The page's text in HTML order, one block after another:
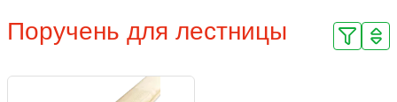
Поручень для лестницы